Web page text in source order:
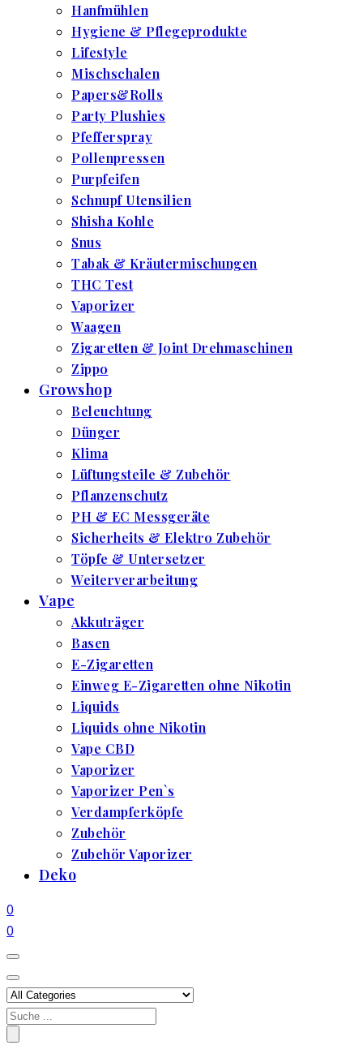
Hanfmühlen
Hygiene & Pflegeprodukte
Lifestyle
Mischschalen
Papers&Rolls
Party Plushies
Pfefferspray
Pollenpressen
Purpfeifen
Schnupf Utensilien
Shisha Kohle
Snus
Tabak & Kräutermischungen
THC Test
Vaporizer
Waagen
Zigaretten & Joint Drehmaschinen
Zippo
Growshop
Beleuchtung
Dünger
Klima
Lüftungsteile & Zubehör
Pflanzenschutz
PH & EC Messgeräte
Sicherheits & Elektro Zubehör
Töpfe & Untersetzer
Weiterverarbeitung
Vape
Akkuträger
Basen
E-Zigaretten
Einweg E-Zigaretten ohne Nikotin
Liquids
Liquids ohne Nikotin
Vape CBD
Vaporizer
Vaporizer Pen`s
Verdampferköpfe
Zubehör
Zubehör Vaporizer
Deko
0
0
Search